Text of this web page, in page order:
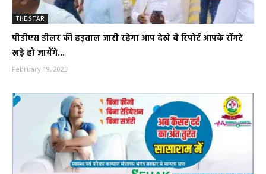
THE STAR
पीडीएस डीलर की हड़ताल जारी रहेगा आप देखे ये रिपोर्ट आपके रोंगटे
खड़े हो जायेंगे...
February 19, 2023